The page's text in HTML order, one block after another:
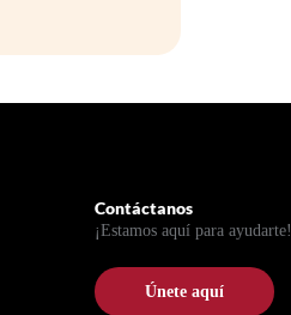
Contáctanos
¡Estamos aquí para ayudarte!
Únete aquí